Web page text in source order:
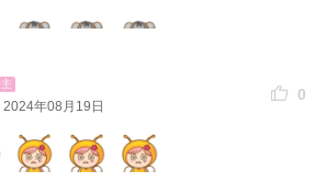
2024年08月19日
0